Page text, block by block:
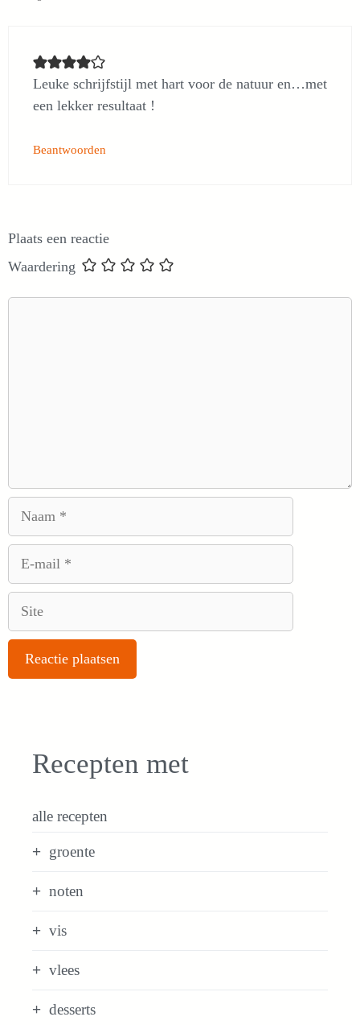
Leuke schrijfstijl met hart voor de natuur en…met
een lekker resultaat !
Beantwoorden
Plaats een reactie
Waardering
Recepten met
alle recepten
groente
noten
vis
vlees
desserts